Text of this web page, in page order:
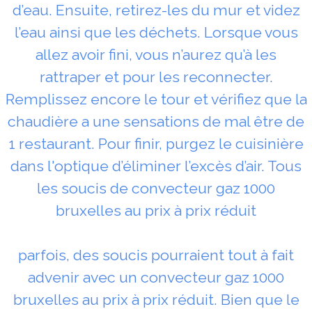
d’eau. Ensuite, retirez-les du mur et videz
l’eau ainsi que les déchets. Lorsque vous
allez avoir fini, vous n’aurez qu’à les
rattraper et pour les reconnecter.
Remplissez encore le tour et vérifiez que la
chaudière a une sensations de mal être de
1 restaurant. Pour finir, purgez le cuisinière
dans l'optique d’éliminer l’excès d’air. Tous
les soucis de convecteur gaz 1000
bruxelles au prix à prix réduit
parfois, des soucis pourraient tout à fait
advenir avec un convecteur gaz 1000
bruxelles au prix à prix réduit. Bien que le